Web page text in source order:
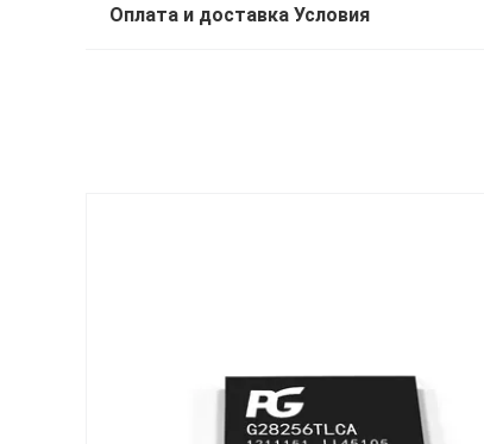
Оплата и доставка Условия